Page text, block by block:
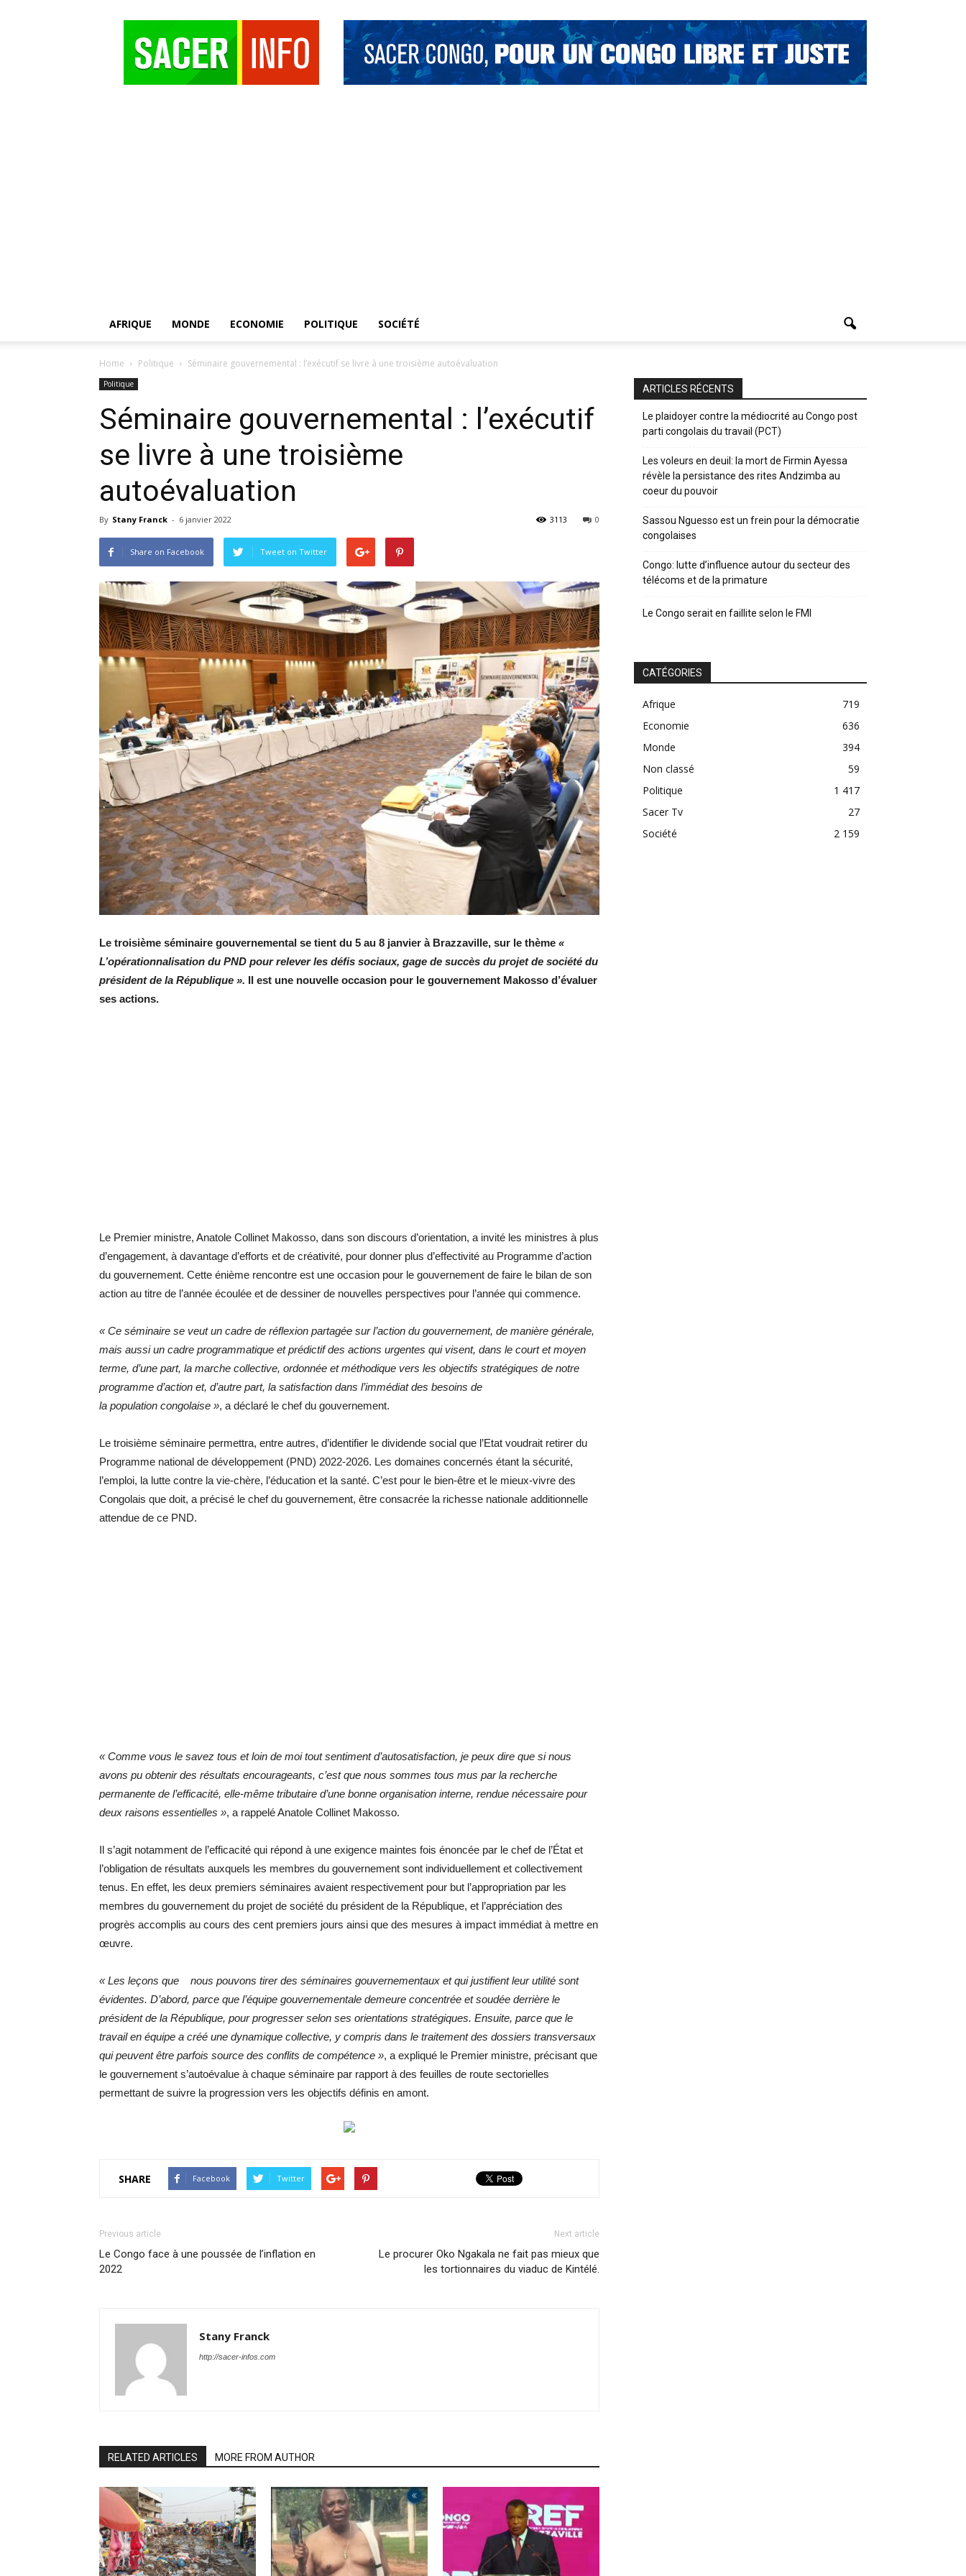
AFRIQUE MONDE ECONOMIE POLITIQUE SOCIÉTÉ
Home Politique Séminaire gouvernemental : l’exécutif se livre à une troisième autoévaluation
Politique
Séminaire gouvernemental : l’exécutif
se livre à une troisième
autoévaluation
By Stany Franck - 6 janvier 2022 0
3113
Share on Facebook Tweet on Twitter
Le troisième séminaire gouvernemental se tient du 5 au 8 janvier à Brazzaville, sur le thème «
L’opérationnalisation du PND pour relever les défis sociaux, gage de succès du projet de société du
président de la République ». Il est une nouvelle occasion pour le gouvernement Makosso d’évaluer
ses actions.
Le Premier ministre, Anatole Collinet Makosso, dans son discours d’orientation, a invité les ministres à plus
d’engagement, à davantage d’efforts et de créativité, pour donner plus d’effectivité au Programme d’action
du gouvernement. Cette énième rencontre est une occasion pour le gouvernement de faire le bilan de son
action au titre de l’année écoulée et de dessiner de nouvelles perspectives pour l’année qui commence.
« Ce séminaire se veut un cadre de réflexion partagée sur l’action du gouvernement, de manière générale,
mais aussi un cadre programmatique et prédictif des actions urgentes qui visent, dans le court et moyen
terme, d’une part, la marche collective, ordonnée et méthodique vers les objectifs stratégiques de notre
programme d’action et, d’autre part, la satisfaction dans l’immédiat des besoins de
la population congolaise », a déclaré le chef du gouvernement.
Le troisième séminaire permettra, entre autres, d’identifier le dividende social que l’Etat voudrait retirer du
Programme national de développement (PND) 2022-2026. Les domaines concernés étant la sécurité,
l’emploi, la lutte contre la vie-chère, l’éducation et la santé. C’est pour le bien-être et le mieux-vivre des
Congolais que doit, a précisé le chef du gouvernement, être consacrée la richesse nationale additionnelle
attendue de ce PND.
« Comme vous le savez tous et loin de moi tout sentiment d’autosatisfaction, je peux dire que si nous
avons pu obtenir des résultats encourageants, c’est que nous sommes tous mus par la recherche
permanente de l’efficacité, elle-même tributaire d’une bonne organisation interne, rendue nécessaire pour
deux raisons essentielles », a rappelé Anatole Collinet Makosso.
Il s’agit notamment de l’efficacité qui répond à une exigence maintes fois énoncée par le chef de l’État et
l’obligation de résultats auxquels les membres du gouvernement sont individuellement et collectivement
tenus. En effet, les deux premiers séminaires avaient respectivement pour but l’appropriation par les
membres du gouvernement du projet de société du président de la République, et l’appréciation des
progrès accomplis au cours des cent premiers jours ainsi que des mesures à impact immédiat à mettre en
œuvre.
« Les leçons que nous pouvons tirer des séminaires gouvernementaux et qui justifient leur utilité sont
évidentes. D’abord, parce que l’équipe gouvernementale demeure concentrée et soudée derrière le
président de la République, pour progresser selon ses orientations stratégiques. Ensuite, parce que le
travail en équipe a créé une dynamique collective, y compris dans le traitement des dossiers transversaux
qui peuvent être parfois source des conflits de compétence », a expliqué le Premier ministre, précisant que
le gouvernement s’autoévalue à chaque séminaire par rapport à des feuilles de route sectorielles
permettant de suivre la progression vers les objectifs définis en amont.
SHARE Facebook Twitter
Previous article
Le Congo face à une poussée de l’inflation en
2022
Next article
Le procurer Oko Ngakala ne fait pas mieux que
les tortionnaires du viaduc de Kintélé.
Stany Franck
http://sacer-infos.com
RELATED ARTICLES MORE FROM AUTHOR
ARTICLES RÉCENTS
Le plaidoyer contre la médiocrité au Congo post
parti congolais du travail (PCT)
Les voleurs en deuil: la mort de Firmin Ayessa
révèle la persistance des rites Andzimba au
coeur du pouvoir
Sassou Nguesso est un frein pour la démocratie
congolaises
Congo: lutte d’influence autour du secteur des
télécoms et de la primature
Le Congo serait en faillite selon le FMI
CATÉGORIES
Afrique
719
Economie
636
Monde
394
Non classé
59
Politique
1 417
Sacer Tv
27
Société
2 159